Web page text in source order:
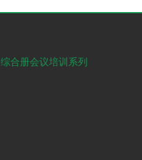
综合册会议培训系列